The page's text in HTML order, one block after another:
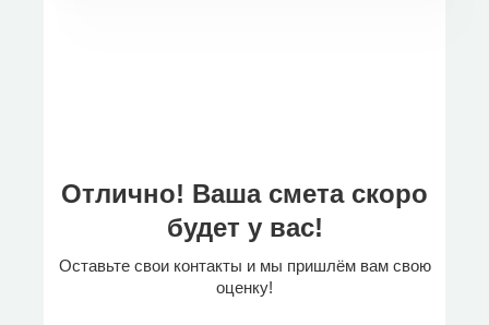
Отлично! Ваша смета скоро
будет у вас!
Оставьте свои контакты и мы пришлём вам свою
оценку!